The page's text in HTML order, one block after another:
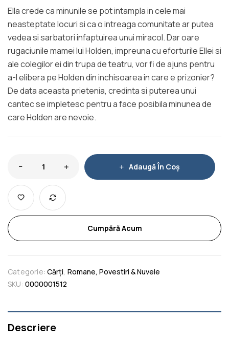
Ella crede ca minunile se pot intampla in cele mai
neasteptate locuri si ca o intreaga comunitate ar putea
vedea si sarbatori infaptuirea unui miracol. Dar oare
rugaciunile mamei lui Holden, impreuna cu eforturile Ellei si
ale colegilor ei din trupa de teatru, vor fi de ajuns pentru
a-l elibera pe Holden din inchisoarea in care e prizonier?
De data aceasta prietenia, credinta si puterea unui
cantec se impletesc pentru a face posibila minunea de
care Holden are nevoie.
Adaugă În Coș
Cumpără Acum
Categorie: Cărți Romane, Povestiri & Nuvele
SKU: 0000001512
Descriere